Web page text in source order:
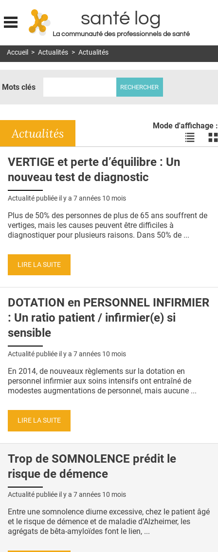
Jump to navigation
santé log
La communauté des professionnels de santé
MON COMPTE
DOSSIERS
RÉSEAUX
E-REVUE SAD
QUI SOMMES-NOUS ?
CONDITIONS GÉNÉRALES
CRÉDITS
Accueil > Actualités > Actualités
Mots clés
Mode d'affichage :
Voir
les
les
Actualités
VERTIGE et perte d’équilibre : Un
nouveau test de diagnostic
Actualité publiée il y a 7 années 10 mois
Plus de 50% des personnes de plus de 65 ans souffrent de
vertiges, mais les causes peuvent être difficiles à
diagnostiquer pour plusieurs raisons. Dans 50% de ...
LIRE LA SUITE
DOTATION en PERSONNEL INFIRMIER
: Un ratio patient / infirmier(e) si
sensible
Actualité publiée il y a 7 années 10 mois
En 2014, de nouveaux règlements sur la dotation en
personnel infirmier aux soins intensifs ont entraîné de
modestes augmentations de personnel, mais aucune ...
LIRE LA SUITE
Trop de SOMNOLENCE prédit le
risque de démence
Actualité publiée il y a 7 années 10 mois
Entre une somnolence diurne excessive, chez le patient âgé
et le risque de démence et de maladie d’Alzheimer, les
agrégats de bêta-amyloïdes font le lien, ...